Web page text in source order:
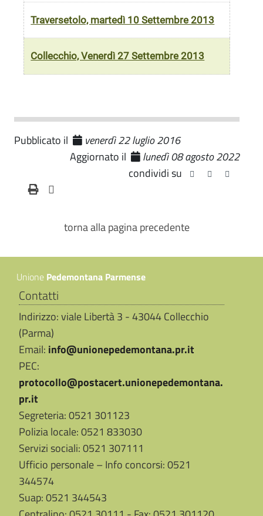
Traversetolo, martedì 10 Settembre 2013
Collecchio, Venerdì 27 Settembre 2013
Pubblicato il
venerdì 22 luglio 2016
Aggiornato il
lunedì 08 agosto 2022
condividi su
torna alla pagina precedente
Unione Pedemontana Parmense
Contatti
Indirizzo: viale Libertà 3 - 43044 Collecchio
(Parma)
Email: info@unionepedemontana.pr.it
PEC:
protocollo@postacert.unionepedemontana.
pr.it
Segreteria: 0521 301123
Polizia locale: 0521 833030
Servizi sociali: 0521 307111
Ufficio personale – Info concorsi: 0521
344574
Suap: 0521 344543